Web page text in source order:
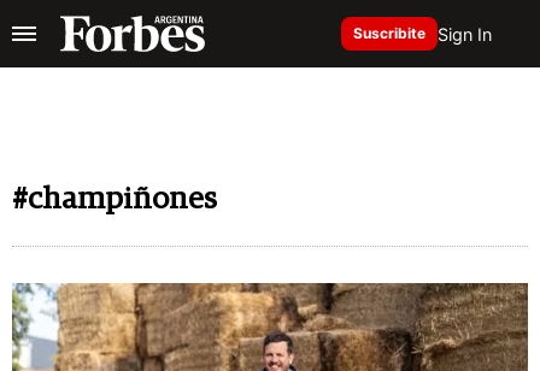
Suscribite Sign In
#champiñones